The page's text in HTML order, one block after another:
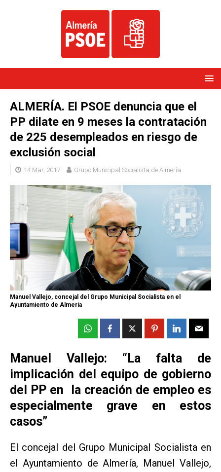
ALMERÍA. El PSOE denuncia que el
PP dilate en 9 meses la contratación
de 225 desempleados en riesgo de
exclusión social
14 Mar, 2017 Grupo Municipal Socialista de Almería
Manuel Vallejo, concejal del Grupo Municipal Socialista en el
Ayuntamiento de Almería
Manuel Vallejo: “La falta de
implicación del equipo de gobierno
del PP en la creación de empleo es
especialmente grave en estos
casos”
El concejal del Grupo Municipal Socialista en
el Ayuntamiento de Almería, Manuel Vallejo,